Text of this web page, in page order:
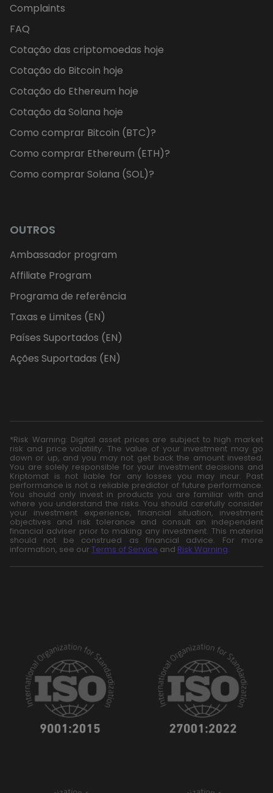
Complaints
FAQ
Cotação das criptomoedas hoje
Cotação do Bitcoin hoje
Cotação do Ethereum hoje
Cotação da Solana hoje
Como comprar Bitcoin (BTC)?
Como comprar Ethereum (ETH)?
Como comprar Solana (SOL)?
OUTROS
Ambassador program
Affiliate Program
Programa de referência
Taxas e Limites (EN)
Países Suportados (EN)
Ações Suportadas (EN)
*Risk Warning: Digital asset prices are subject to high market
risk and price volatility. The value of your investment may go
down or up, and you may not get back the amount invested.
You are solely responsible for your investment decisions and
Kriptomat is not liable for any losses you may incur. Past
performance is not a reliable predictor of future performance.
You should only invest in products you are familiar with and
where you understand the risks. You should carefully consider
your investment experience, financial situation, investment
objectives and risk tolerance and consult an independent
financial adviser prior to making any investment. This material
should not be construed as financial advice. For more
information, see our Terms of Service and Risk Warning.